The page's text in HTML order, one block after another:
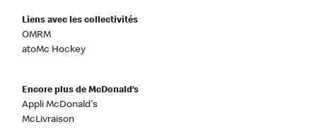
Liens avec les collectivités
OMRM
atoMc Hockey
Encore plus de McDonald’s
Appli McDonald's
McLivraison